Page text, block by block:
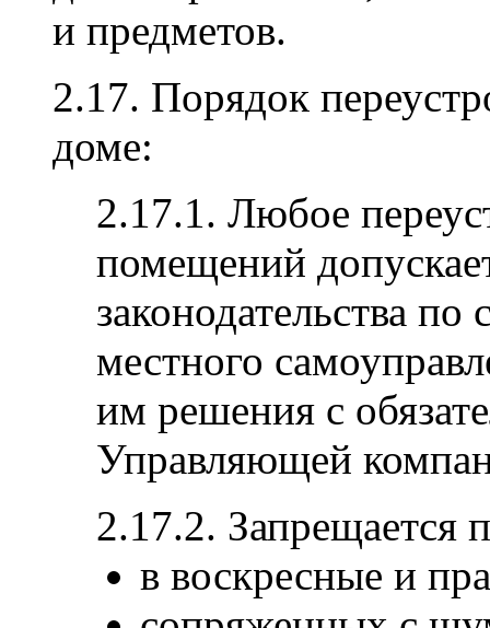
и предметов.
2.17. Порядок
доме:
2.17.1. Любое
помещений
законодательства
местного
им решения с
Управляющей
2.17.2. Запрещается
в воскресные и